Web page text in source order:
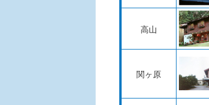
高山
関ヶ原